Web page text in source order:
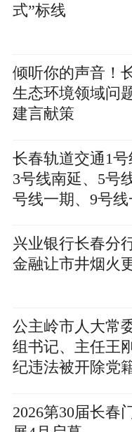
式”标线
倾听你的声音！
生态环境领域问
建言献策
长春轨道交通1号
3号线南延、5号
号线一期、9号
兴业银行长春分
金融让市井烟火
公主岭市人大常
组书记、主任王
纪违法被开除党
2026第30届长春